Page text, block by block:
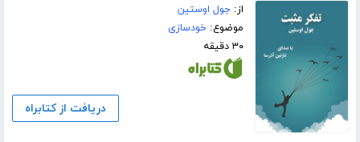
از:جول اوستین
موضوع:خودسازی
۳۰ دقیقه
دریافت از کتابراه